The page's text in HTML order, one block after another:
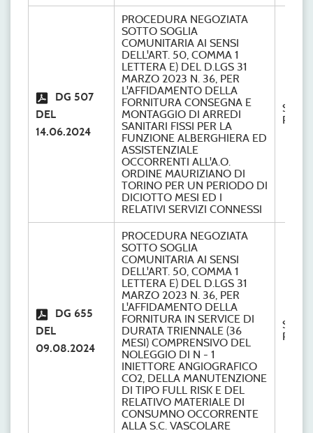
DG 507
DEL
14.06.2024
PROCEDURA NEGOZIATA
SOTTO SOGLIA
COMUNITARIA AI SENSI
DELL'ART. 50, COMMA 1
LETTERA E) DEL D.LGS 31
MARZO 2023 N. 36, PER
L'AFFIDAMENTO DELLA
FORNITURA CONSEGNA E
MONTAGGIO DI ARREDI
SANITARI FISSI PER LA
FUNZIONE ALBERGHIERA ED
ASSISTENZIALE
OCCORRENTI ALL'A.O.
ORDINE MAURIZIANO DI
TORINO PER UN PERIODO DI
DICIOTTO MESI ED I
RELATIVI SERVIZI CONNESSI
S.C.
DG 655
DEL
09.08.2024
PROCEDURA NEGOZIATA
SOTTO SOGLIA
COMUNITARIA AI SENSI
DELL'ART. 50, COMMA 1
LETTERA E) DEL D.LGS 31
MARZO 2023 N. 36, PER
L'AFFIDAMENTO DELLA
FORNITURA IN SERVICE DI
DURATA TRIENNALE (36
MESI) COMPRENSIVO DEL
NOLEGGIO DI N - 1
INIETTORE ANGIOGRAFICO
CO2, DELLA MANUTENZIONE
DI TIPO FULL RISK E DEL
RELATIVO MATERIALE DI
CONSUMNO OCCORRENTE
ALLA S.C. VASCOLARE
S.C.